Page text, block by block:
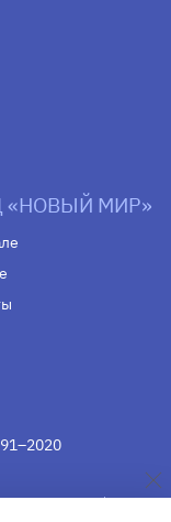
МИР»
по надзору в сфере